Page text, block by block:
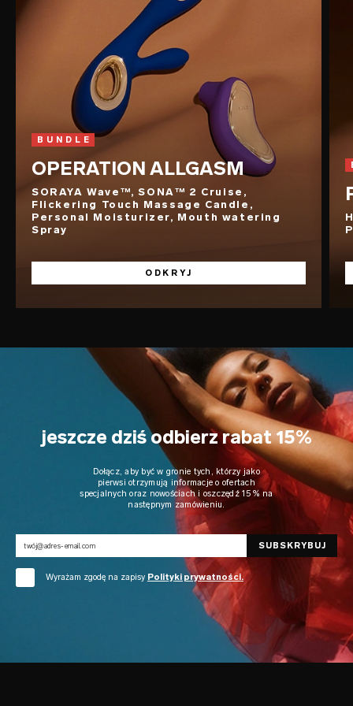
BUNDLE
OPERATION ALLGASM
SORAYA Wave™, SONA™ 2 Cruise,
Flickering Touch Massage Candle,
Personal Moisturizer, Mouth watering
Spray
ODKRYJ
jeszcze dziś odbierz rabat 15%
Dołącz, aby być w gronie tych, którzy jako
pierwsi otrzymują informacje o ofertach
specjalnych oraz nowościach i oszczędź 15% na
następnym zamówieniu.
Wyrażam zgodę na zapisy Polityki prywatności.